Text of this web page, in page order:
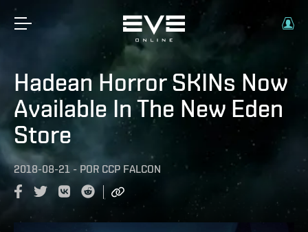
Hadean Horror SKINs Now
Available In The New Eden
Store
2018-08-21 - POR CCP FALCON